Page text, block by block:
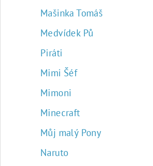
Mašinka Tomáš
Medvídek Pů
Piráti
Mimi Šéf
Mimoni
Minecraft
Můj malý Pony
Naruto